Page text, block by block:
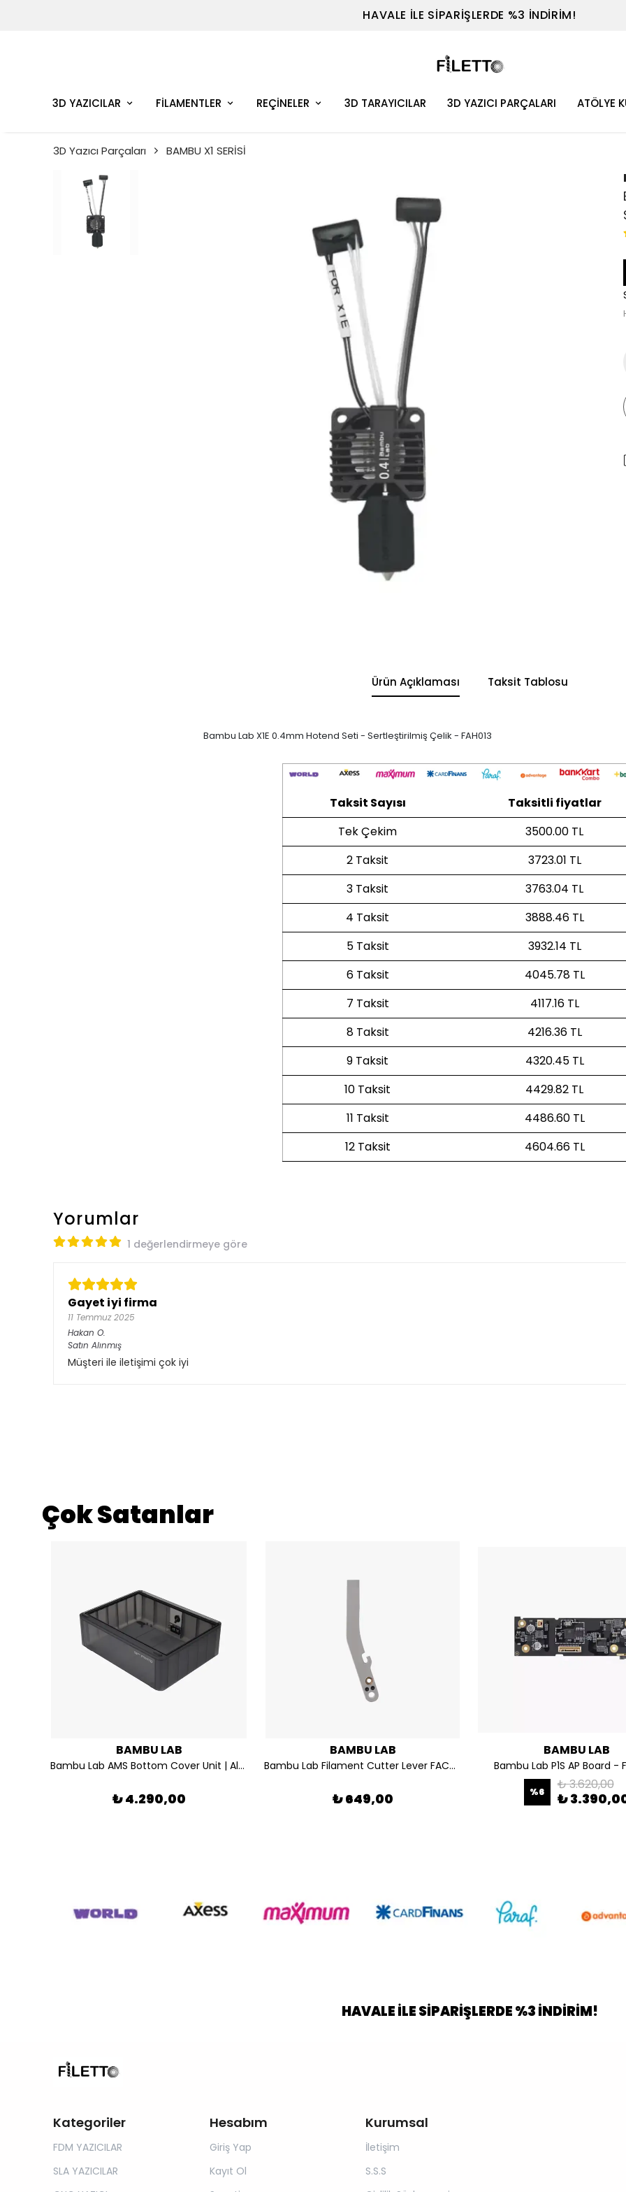
TEL : 0530 614 7698
3D YAZICILAR FİLAMENTLER REÇİNELER 3D TARAYICILAR 3D YAZICI PARÇALARI ATÖLYE
3D Yazıcı Parçaları BAMBU X1 SERİSİ
Ürün Açıklaması Taksit Tablosu
Bambu Lab X1E 0.4mm Hotend Seti - Sertleştirilmiş Çelik - FAH013
Taksit Sayısı
Taksitli fiyatlar
Tek Çekim
3500.00 TL
2 Taksit
3723.01 TL
3 Taksit
3763.04 TL
4 Taksit
3888.46 TL
5 Taksit
3932.14 TL
6 Taksit
4045.78 TL
7 Taksit
4117.16 TL
8 Taksit
4216.36 TL
9 Taksit
4320.45 TL
10 Taksit
4429.82 TL
11 Taksit
4486.60 TL
12 Taksit
4604.66 TL
Yorumlar
1 değerlendirmeye göre
Gayet iyi firma
11 Temmuz 2025
Hakan O.
Satın Alınmış
Müşteri ile iletişimi çok iyi
Çok Satanlar
BAMBU LAB
Bambu Lab AMS Bottom Cover Unit | Alt Kapak Ünitesi - SAA001
₺ 4.290,00
BAMBU LAB
Bambu Lab Filament Cutter Lever FAC004-N
₺ 649,00
BAMBU LAB
Bambu Lab P1S AP Board -
%6 ₺ 3.620,00
₺
HAVALE İLE SİPARİŞLERDE %3 İNDİRİM!
Kategoriler
FDM YAZICILAR
SLA YAZICILAR
Hesabım
Giriş Yap
Kayıt Ol
Kurumsal
İletişim
S.S.S